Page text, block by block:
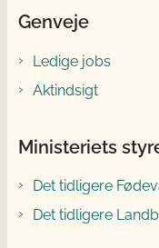
Genveje
Ledige jobs
Aktindsigt
Ministeriets
Det tidligere
Det tidligere